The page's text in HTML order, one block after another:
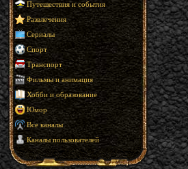
Путешествия и события
Развлечения
Сериалы
Спорт
Транспорт
Фильмы и анимация
Хобби и образование
Юмор
Все каналы
Каналы пользователей